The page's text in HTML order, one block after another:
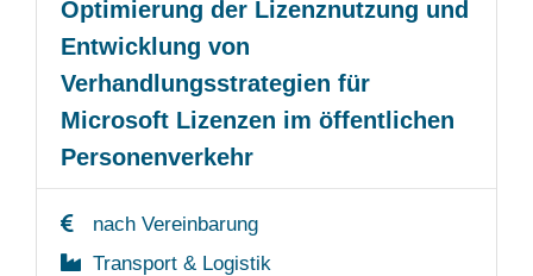
Optimierung der Lizenznutzung und
Entwicklung von
Verhandlungsstrategien für
Microsoft Lizenzen im öffentlichen
Personenverkehr
nach Vereinbarung
Transport & Logistik